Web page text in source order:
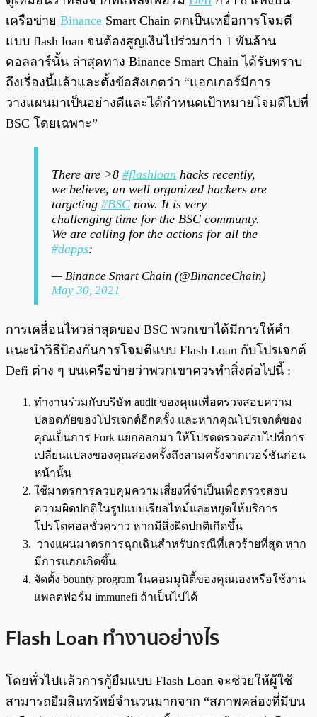
เครือข่าย Binance Smart Chain ตกเป็นเหยื่อการโจมตี
แบบ flash loan จนต้องสูญเงินไปร่วมกว่า 1 พันล้าน
ดอลลาร์นั้น ล่าสุดทาง Binance Smart Chain ได้รับทราบ
ถึงเรื่องนี้แล้วและตั้งข้อสังเกตว่า “แฮกเกอร์มีการ
วางแผนมาเป็นอย่างดีและได้กำหนดเป้าหมายโจมตีไปที่
BSC โดยเฉพาะ”
There are >8 #flashloan hacks recently,
we believe, an well organized hackers are
targeting #BSC now. It is very
challenging time for the BSC communty.
We are calling for the actions for all the
#dapps:
— Binance Smart Chain (@BinanceChain)
May 30, 2021
การเคลื่อนไหวล่าสุดของ BSC พวกเขาได้มีการให้คำ
แนะนำวิธีป้องกันการโจมตีแบบ Flash Loan กับโปรเจกต์
Defi ต่าง ๆ บนเครือข่ายว่าพวกเขาควรทำสิ่งต่อไปนี้ :
ทำงานร่วมกับบริษัท audit ของคุณเพื่อตรวจสอบความ
ปลอดภัยของโปรเจกต์อีกครั้ง และหากคุณโปรเจกต์ของ
คุณเป็นการ Fork แยกออกมา ให้โปรดตรวจสอบไปที่การ
เปลี่ยนแปลงของคุณสองครั้งถึงสามครั้งจากเวอร์ชันก่อน
หน้านั้น
ใช้มาตรการควบคุมความเสี่ยงที่จำเป็นเพื่อตรวจสอบ
ความผิดปกติในรูปแบบเรียลไทม์และหยุดให้บริการ
โปรโตคอลชั่วคราว หากมีสิ่งผิดปกติเกิดขึ้น
วางแผนมาตรการฉุกเฉินสำหรับกรณีที่เลวร้ายที่สุด หาก
มีการแฮกเกิดขึ้น
จัดตั้ง bounty program ในคอมมูนิตี้ของคุณเองหรือใช้งาน
แพลตฟอร์ม immunefi ถ้าเป็นไปได้
Flash Loan ทำงานอย่างไร
โดยทั่วไปแล้วการกู้ยืมแบบ Flash Loan จะช่วยให้ผู้ใช้
สามารถยืมสินทรัพย์จำนวนมากจาก “สภาพคล่องที่มีบน